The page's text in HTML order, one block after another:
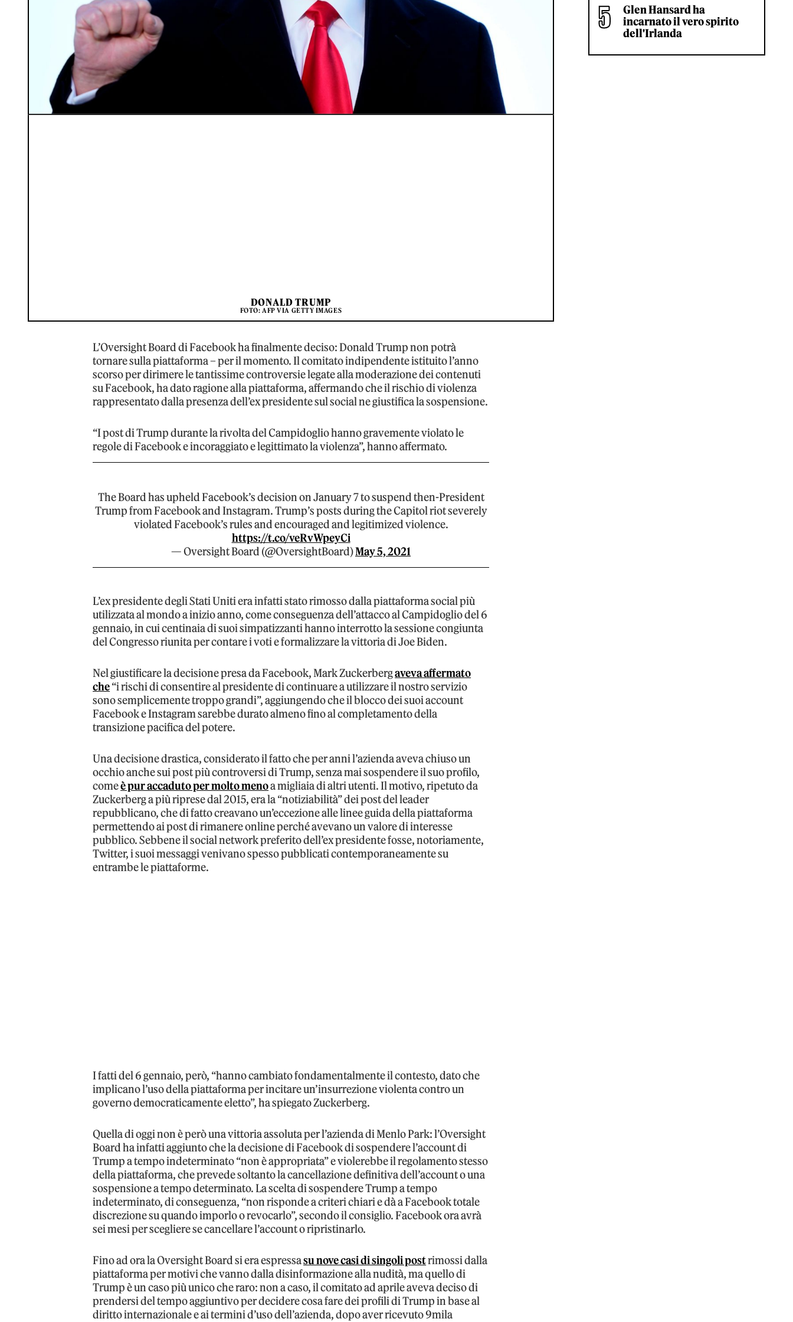
DONALD TRUMP
FOTO: AFP VIA GETTY IMAGES
L’Oversight Board di Facebook ha finalmente deciso: Donald Trump non potrà
tornare sulla piattaforma – per il momento. Il comitato indipendente istituito l’anno
scorso per dirimere le tantissime controversie legate alla moderazione dei contenuti
su Facebook, ha dato ragione alla piattaforma, affermando che il rischio di violenza
rappresentato dalla presenza dell’ex presidente sul social ne giustifica la sospensione.
“I post di Trump durante la rivolta del Campidoglio hanno gravemente violato le
regole di Facebook e incoraggiato e legittimato la violenza”, hanno affermato.
The Board has upheld Facebook’s decision on January 7 to suspend then-President
Trump from Facebook and Instagram. Trump’s posts during the Capitol riot severely
violated Facebook’s rules and encouraged and legitimized violence.
https://t.co/veRvWpeyCi
— Oversight Board (@OversightBoard)May 5, 2021
L’ex presidente degli Stati Uniti era infatti stato rimosso dalla piattaforma social più
utilizzata al mondo a inizio anno, come conseguenza dell’attacco al Campidoglio del 6
gennaio, in cui centinaia di suoi simpatizzanti hanno interrotto la sessione congiunta
del Congresso riunita per contare i voti e formalizzare la vittoria di Joe Biden.
Nel giustificare la decisione presa da Facebook, Mark Zuckerbergaveva affermato
che“i rischi di consentire al presidente di continuare a utilizzare il nostro servizio
sono semplicemente troppo grandi”, aggiungendo che il blocco dei suoi account
Facebook e Instagram sarebbe durato almeno fino al completamento della
transizione pacifica del potere.
Una decisione drastica, considerato il fatto che per anni l’azienda aveva chiuso un
occhio anche sui post più controversi di Trump, senza mai sospendere il suo profilo,
comeè pur accaduto per molto menoa migliaia di altri utenti. Il motivo, ripetuto da
Zuckerberg a più riprese dal 2015, era la “notiziabilità” dei post del leader
repubblicano, che di fatto creavano un’eccezione alle linee guida della piattaforma
permettendo ai post di rimanere online perché avevano un valore di interesse
pubblico. Sebbene il social network preferito dell’ex presidente fosse, notoriamente,
Twitter, i suoi messaggi venivano spesso pubblicati contemporaneamente su
entrambe le piattaforme.
I fatti del 6 gennaio, però, “hanno cambiato fondamentalmente il contesto, dato che
implicano l’uso della piattaforma per incitare un’insurrezione violenta contro un
governo democraticamente eletto”, ha spiegato Zuckerberg.
Quella di oggi non è però una vittoria assoluta per l’azienda di Menlo Park: l’Oversight
Board ha infatti aggiunto che la decisione di Facebook di sospendere l’account di
Trump a tempo indeterminato “non è appropriata” e violerebbe il regolamento stesso
della piattaforma, che prevede soltanto la cancellazione definitiva dell’account o una
sospensione a tempo determinato. La scelta di sospendere Trump a tempo
indeterminato, di conseguenza, “non risponde a criteri chiari e dà a Facebook totale
discrezione su quando imporlo o revocarlo”, secondo il consiglio. Facebook ora avrà
sei mesi per scegliere se cancellare l’account o ripristinarlo.
Fino ad ora la Oversight Board si era espressasu nove casi di singoli postrimossi dalla
piattaforma per motivi che vanno dalla disinformazione alla nudità, ma quello di
Trump è un caso più unico che raro: non a caso, il comitato ad aprile aveva deciso di
prendersi del tempo aggiuntivo per decidere cosa fare dei profili di Trump in base al
diritto internazionale e ai termini d’uso dell’azienda, dopo aver ricevuto 9mila
Glen Hansard ha
incarnato il vero spirito
dell'Irlanda